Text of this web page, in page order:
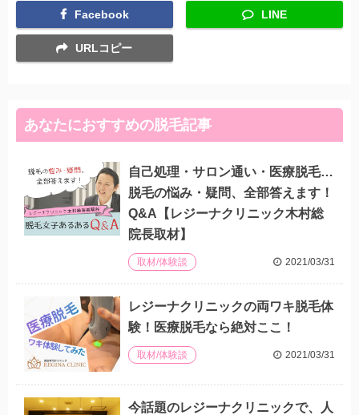
Facebook LINE
URLコピー
あなたにおすすめの脱毛記事
自己処理・サロン通い・医療脱毛…
脱毛の悩み・疑問、全部答えます！
Q&A【レジーナクリニック木村総
院長取材】
取材/体験談 2021/03/31
レジーナクリニックの両ワキ脱毛体
験！医療脱毛なら絶対ここ！
取材/体験談 2021/03/31
今話題のレジーナクリニックで、人